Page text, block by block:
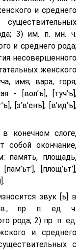
и среднего
3) им. п. мн. ч.
и среднего рода;
несовершенного
женского
имя; вара, горя;
- [вол’ъ], [туч’ъ],
[з’в’eнъ]; [в’ид’ъ];
конечном слоге,
собой окончание,
память, площадь,
[площ’ьт’],
звук [ь] в
пр. п. ед. ч.
рода; 2) пр. п. ед.
и среднего
с